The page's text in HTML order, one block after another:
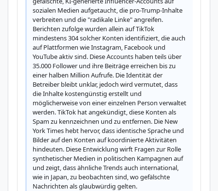
sozialen Medien aufgetaucht, die pro-Trump-Inhalte
verbreiten und die "radikale Linke" angreifen.
Berichten zufolge wurden allein auf TikTok
mindestens 304 solcher Konten identifiziert, die auch
auf Plattformen wie Instagram, Facebook und
YouTube aktiv sind. Diese Accounts haben teils über
35.000 Follower und ihre Beiträge erreichen bis zu
einer halben Million Aufrufe. Die Identität der
Betreiber bleibt unklar, jedoch wird vermutet, dass
die Inhalte kostengünstig erstellt und
möglicherweise von einer einzelnen Person verwaltet
werden. TikTok hat angekündigt, diese Konten als
Spam zu kennzeichnen und zu entfernen. Die New
York Times hebt hervor, dass identische Sprache und
Bilder auf den Konten auf koordinierte Aktivitäten
hindeuten. Diese Entwicklung wirft Fragen zur Rolle
synthetischer Medien in politischen Kampagnen auf
und zeigt, dass ähnliche Trends auch international,
wie in Japan, zu beobachten sind, wo gefälschte
Nachrichten als glaubwürdig gelten.